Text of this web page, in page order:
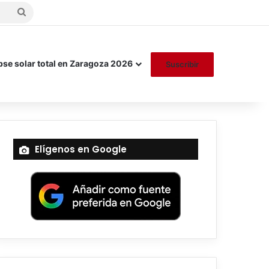
Buscar
solar total en Zaragoza 2026 Suscribir
Elígenos en Google